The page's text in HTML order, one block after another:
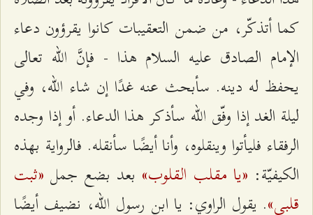
كما أتذكّر، من ضمن التعقيبات كانوا يقرؤون دعاء
الإمام الصادق عليه السلام هذا - فإنَّ الله تعالى
يحفظ له دينه. سأبحث عنه غدًا إن شاء الله، وفي
ليلة الغد إذا وفّق الله سأذكر هذا الدعاء. أو إذا وجده
الرفقاء فليأتوا وينقلوه، وأنا أيضًا سأنقله. فالرواية بهذه
الكيفيّة: «يا مقلب القلوب» بعد بضع جمل «ثبت
قلبي». يقول الراوي: يا ابن رسول الله، نضيف أيضًا